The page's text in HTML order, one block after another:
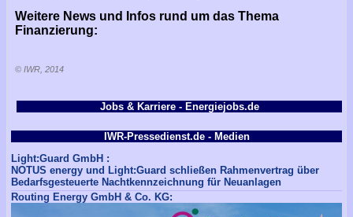
Weitere News und Infos rund um das Thema
Finanzierung:
© IWR, 2014
Jobs & Karriere - Energiejobs.de
IWR-Pressedienst.de - Medien
Light:Guard GmbH :
NOTUS energy und Light:Guard schließen Rahmenvertrag über
Bedarfsgesteuerte Nachtkennzeichnung für Neuanlagen
Routing Energy GmbH & Co. KG: